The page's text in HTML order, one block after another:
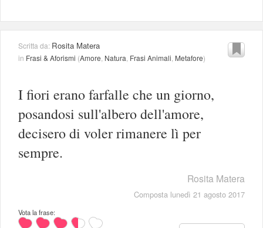
Scritta da: Rosita Matera
in Frasi & Aforismi (Amore Natura Frasi Animali Metafore)
I fiori erano farfalle che un giorno,
posandosi sull'albero dell'amore,
decisero di voler rimanere lì per
sempre.
Rosita Matera
Composta lunedì 21 agosto 2017
Vota la frase: